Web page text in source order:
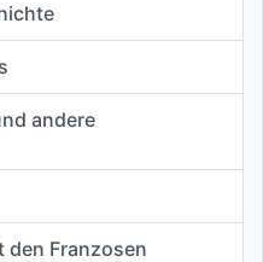
andere
den Franzosen